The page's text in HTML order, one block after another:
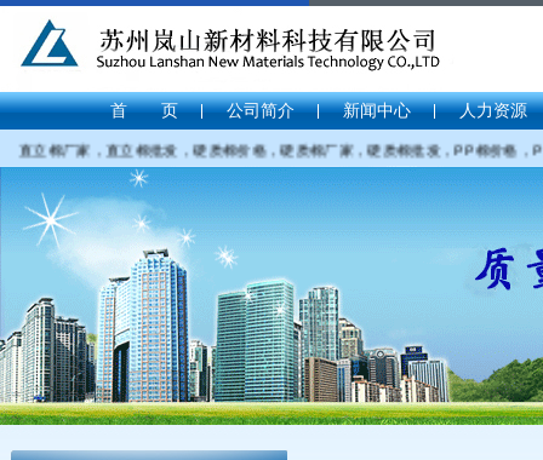
首 页 公司简介 新闻中心 人力资源
直立棉厂家，直立棉批发，硬质棉价格，硬质棉厂家，硬质棉批发，PP棉价格